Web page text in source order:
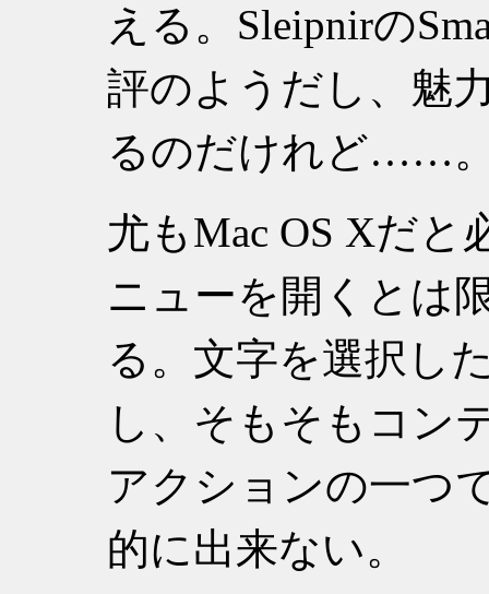
える。Sleipnirの
評のようだし、魅
るのだけれど……
尤もMac OS Xだ
ニューを開くとは
る。文字を選択し
し、そもそもコン
アクションの一つ
的に出来ない。